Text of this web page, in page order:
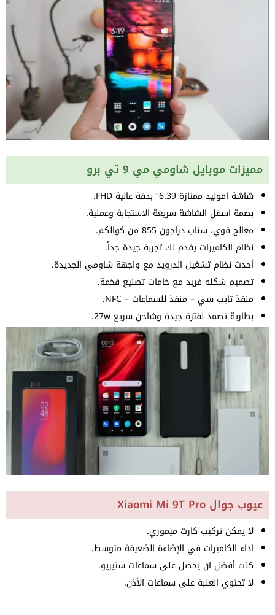
مميزات موبايل شاومي مي 9 تي برو
شاشة اموليد ممتازة 6.39″ بدقة عالية FHD.
بصمة اسفل الشاشة سريعة الاستجابة وعملية.
معالج قوي، سناب دراجون 855 من كوالكم.
نظام الكاميرات يقدم لك تجربة جيدة جداً.
أحدث نظام تشغيل اندرويد مع واجهة شاومي الجديدة.
تصميم شكله فريد مع خامات تصنيع فخمة.
منفذ تايب سي – منفذ للسماعات – NFC.
بطارية تصمد لفترة جيدة وشاحن سريع 27w.
عيوب جوال Xiaomi Mi 9T Pro
لا يمكن تركيب كارت ميموري.
اداء الكاميرات في الإضاءة الضعيفة متوسط.
كنت أفضل ان يحصل على سماعات ستيريو.
لا تحتوي العلبة على سماعات الأذن.